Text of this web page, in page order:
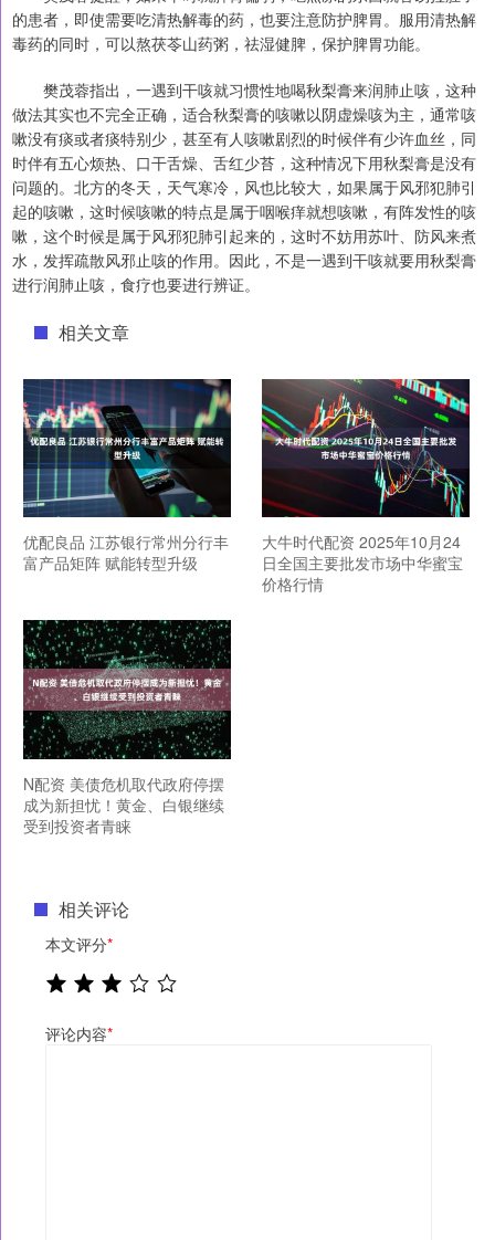
的患者，即使需要吃清热解毒的药，也要注意防护脾胃。服用清热解
毒药的同时，可以熬茯苓山药粥，祛湿健脾，保护脾胃功能。
樊茂蓉指出，一遇到干咳就习惯性地喝秋梨膏来润肺止咳，这种
做法其实也不完全正确，适合秋梨膏的咳嗽以阴虚燥咳为主，通常咳
嗽没有痰或者痰特别少，甚至有人咳嗽剧烈的时候伴有少许血丝，同
时伴有五心烦热、口干舌燥、舌红少苔，这种情况下用秋梨膏是没有
问题的。北方的冬天，天气寒冷，风也比较大，如果属于风邪犯肺引
起的咳嗽，这时候咳嗽的特点是属于咽喉痒就想咳嗽，有阵发性的咳
嗽，这个时候是属于风邪犯肺引起来的，这时不妨用苏叶、防风来煮
水，发挥疏散风邪止咳的作用。因此，不是一遇到干咳就要用秋梨膏
进行润肺止咳，食疗也要进行辨证。
相关文章
优配良品 江苏银行常州分行丰
富产品矩阵 赋能转型升级
大牛时代配资 2025年10月24
日全国主要批发市场中华蜜宝
价格行情
N配资 美债危机取代政府停摆
成为新担忧！黄金、白银继续
受到投资者青睐
相关评论
本文评分*
评论内容*